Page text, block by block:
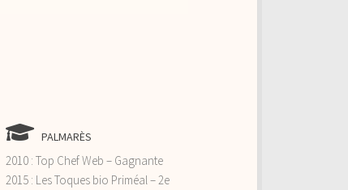
PALMARÈS
2010 : Top Chef Web – Gagnante
2015 : Les Toques bio Priméal – 2e